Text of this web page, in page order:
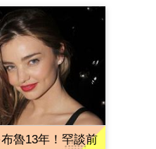
魯13年！罕談前